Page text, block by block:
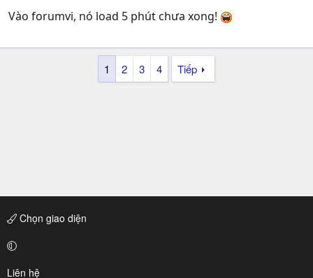
Vào forumvi, nó load 5 phút chưa xong!
1 2 3 4 Tiếp
Chọn giao diện
Liên hệ